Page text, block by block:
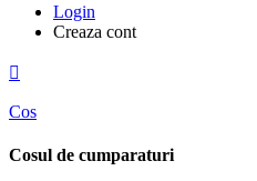
Login
Creaza cont

Cos
Cosul de cumparaturi